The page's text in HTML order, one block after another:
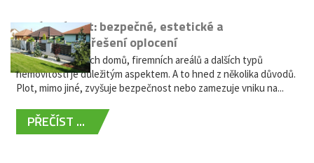
Hliníkový plot: bezpečné, estetické a
bezúdržbové řešení oplocení
Oplocení rodinných domů, firemních areálů a dalších typů
nemovitostí je důležitým aspektem. A to hned z několika důvodů.
Plot, mimo jiné, zvyšuje bezpečnost nebo zamezuje vniku na...
PŘEČÍST ...